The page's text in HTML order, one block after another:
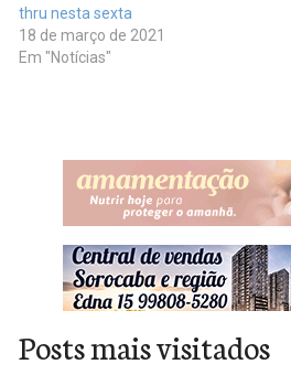
thru nesta sexta
18 de março de 2021
Em "Notícias"
Posts mais visitados